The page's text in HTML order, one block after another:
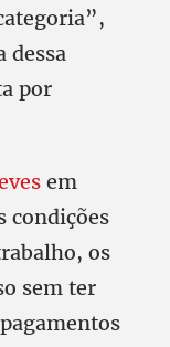
dessa
por
em
condições
os
sem ter